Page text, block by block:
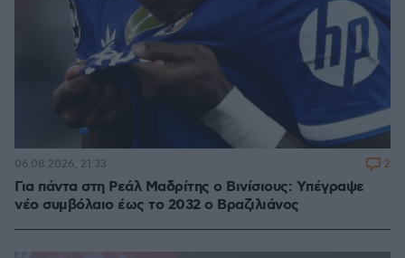
Για πάντα στη Ρεάλ Μαδρίτης ο Βινίσιους: Yπέγραψε
νέο συμβόλαιο έως το 2032 ο Βραζιλιάνος
06.08.2026, 21:33 2